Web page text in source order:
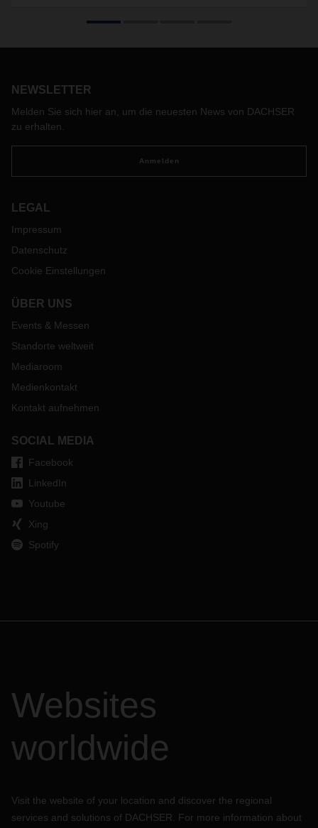
NEWSLETTER
Melden Sie sich hier an, um die neuesten News von DACHSER
zu erhalten.
Anmelden
LEGAL
Impressum
Datenschutz
Cookie Einstellungen
ÜBER UNS
Events & Messen
Standorte weltweit
Mediaroom
Medienkontakt
Kontakt aufnehmen
SOCIAL MEDIA
Facebook
LinkedIn
Youtube
Xing
Spotify
Websites
worldwide
Visit the website of your location and discover the regional
services and solutions of DACHSER. For more information about